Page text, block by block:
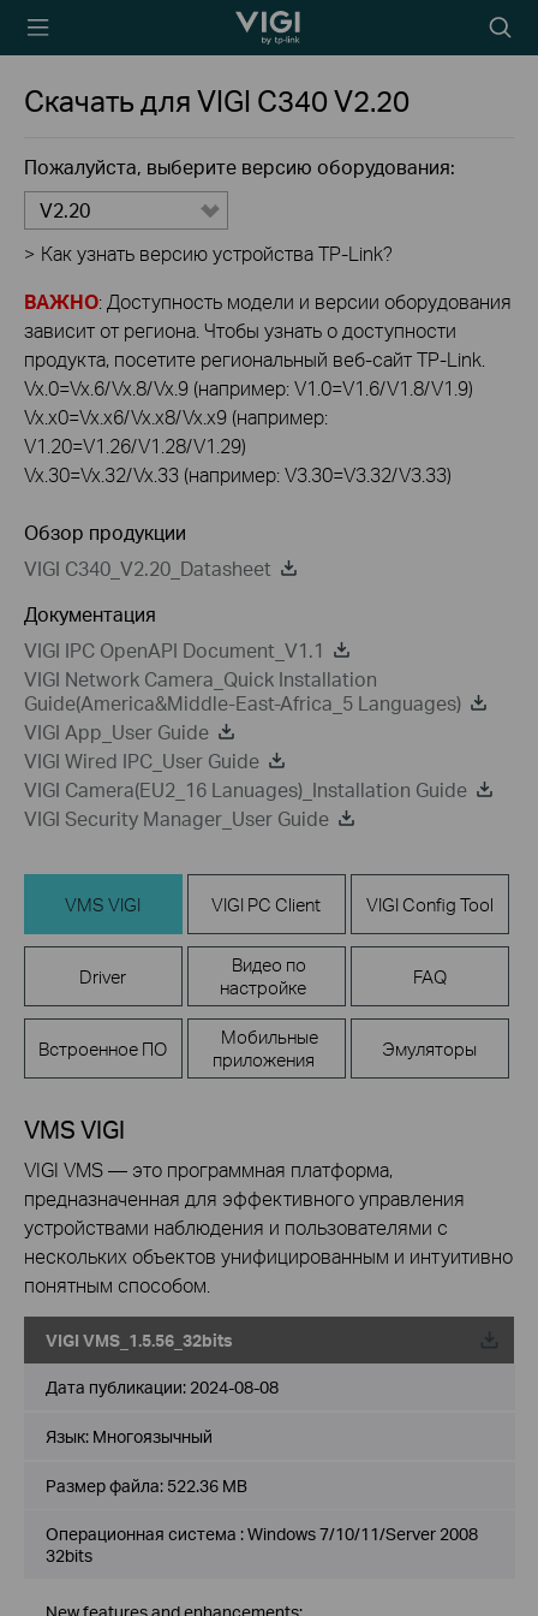
TP-Link, Reliably
icon
Скачать дляVIGI C340V2.20
Пожалуйста, выберите версию оборудования:
V2.20
> Как узнать версию устройства TP-Link?
ВАЖНО: Доступность модели и версии оборудования
зависит от региона. Чтобы узнать о доступности
продукта, посетите региональный веб-сайт TP-Link.
Vx.0=Vx.6/Vx.8/Vx.9 (например: V1.0=V1.6/V1.8/V1.9)
Vx.x0=Vx.x6/Vx.x8/Vx.x9 (например:
V1.20=V1.26/V1.28/V1.29)
Vx.30=Vx.32/Vx.33 (например: V3.30=V3.32/V3.33)
Обзор продукции
VIGI C340_V2.20_Datasheet
Документация
VIGI IPC OpenAPI Document_V1.1
VIGI Network Camera_Quick Installation
Guide(America&Middle-East-Africa_5 Languages)
VIGI App_User Guide
VIGI Wired IPC_User Guide
VIGI Camera(EU2_16 Lanuages)_Installation Guide
VIGI Security Manager_User Guide
VMS VIGI VIGI PC Client VIGI Config Tool
Driver
Видео по
настройке
FAQ
Встроенное ПО
Мобильные
приложения
Эмуляторы
VMS VIGI
VIGI VMS — это программная платформа,
предназначенная для эффективного управления
устройствами наблюдения и пользователями с
нескольких объектов унифицированным и интуитивно
понятным способом.
VIGI VMS_1.5.56_32bits
Дата публикации: 2024-08-08
Язык: Многоязычный
Размер файла: 522.36 MB
Операционная система : Windows 7/10/11/Server 2008
32bits
New features and enhancements: